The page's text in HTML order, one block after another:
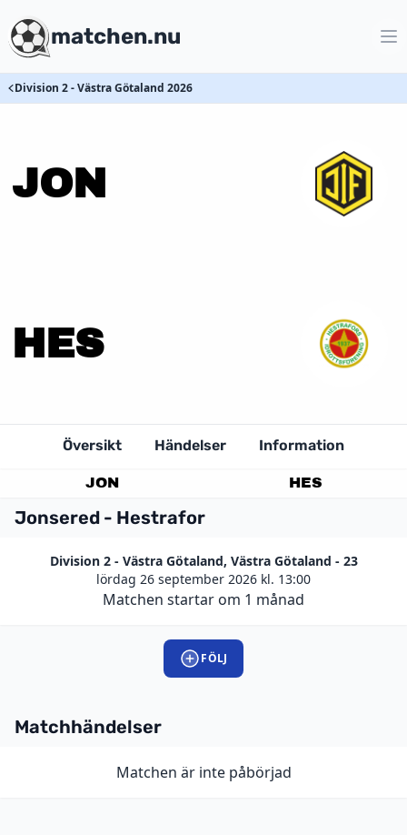
matchen.nu
Division 2 - Västra Götaland 2026
JON
HES
Översikt Händelser Information
JON HES
Jonsered - Hestrafor
Division 2 - Västra Götaland, Västra Götaland - 23
lördag 26 september 2026 kl. 13:00
Matchen startar om 1 månad
FÖLJ
Matchhändelser
Matchen är inte påbörjad